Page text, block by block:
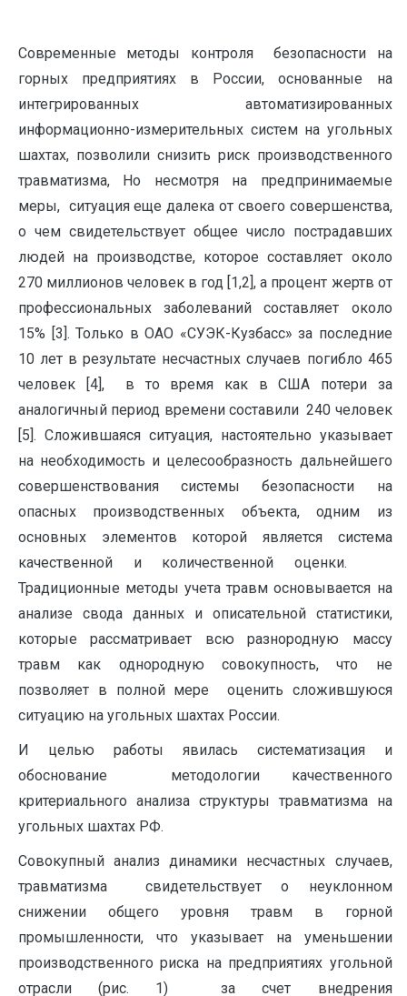
Современные методы контроля безопасности на
горных предприятиях в России, основанные на
интегрированных автоматизированных
информационно-измерительных систем на угольных
шахтах, позволили снизить риск производственного
травматизма, Но несмотря на предпринимаемые
меры, ситуация еще далека от своего совершенства,
о чем свидетельствует общее число пострадавших
людей на производстве, которое составляет около
270 миллионов человек в год [1,2], а процент жертв от
профессиональных заболеваний составляет около
15% [3]. Только в ОАО «СУЭК-Кузбасс» за последние
10 лет в результате несчастных случаев погибло 465
человек [4], в то время как в США потери за
аналогичный период времени составили 240 человек
[5]. Сложившаяся ситуация, настоятельно указывает
на необходимость и целесообразность дальнейшего
совершенствования системы безопасности на
опасных производственных объекта, одним из
основных элементов которой является система
качественной и количественной оценки.
Традиционные методы учета травм основывается на
анализе свода данных и описательной статистики,
которые рассматривает всю разнородную массу
травм как однородную совокупность, что не
позволяет в полной мере оценить сложившуюся
ситуацию на угольных шахтах России.
И целью работы явилась систематизация и
обоснование методологии качественного
критериального анализа структуры травматизма на
угольных шахтах РФ.
Совокупный анализ динамики несчастных случаев,
травматизма свидетельствует о неуклонном
снижении общего уровня травм в горной
промышленности, что указывает на уменьшении
производственного риска на предприятиях угольной
отрасли (рис. 1) за счет внедрения